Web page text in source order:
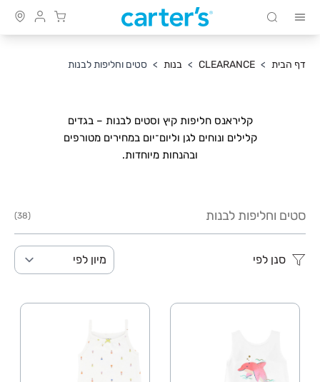
Cart
חיפוש
דף הבית >
CLEARANCE
> בנות > סטים וחליפות לבנות
קליראנס חליפות קיץ וסטים לבנות – בגדים
קלילים ונוחים לגן וליום־יום במחירים מטורפים
ובהנחות מיוחדות.
סטים וחליפות לבנות (38)
סנן לפי
מיון לפי